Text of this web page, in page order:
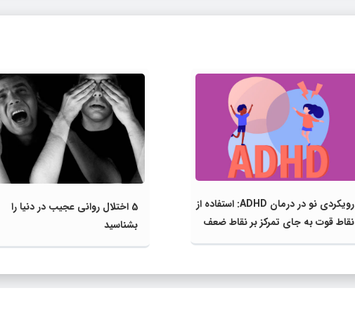
رویکردی نو در درمان ADHD: استفاده از
نقاط قوت به جای تمرکز بر نقاط ضعف
5 اختلال روانی عجیب در دنیا را
بشناسید